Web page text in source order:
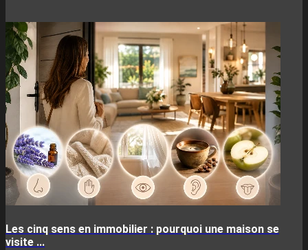
Les cinq sens en immobilier : pourquoi une maison se
visite ...